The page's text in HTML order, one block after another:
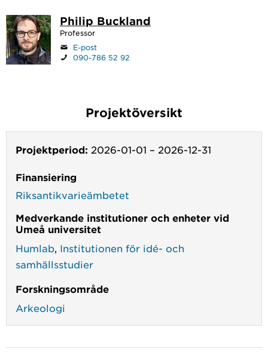
Philip Buckland
Professor
E-post
090-786 52 92
Projektöversikt
Projektperiod: 2026-01-01 – 2026-12-31
Finansiering
Riksantikvarieämbetet
Medverkande institutioner och enheter vid
Umeå universitet
Humlab Institutionen för idé- och
samhällsstudier
Forskningsområde
Arkeologi